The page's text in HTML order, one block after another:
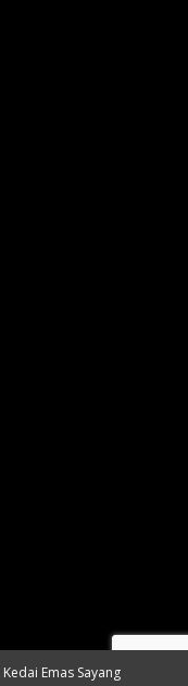
Kedai Emas Sayang